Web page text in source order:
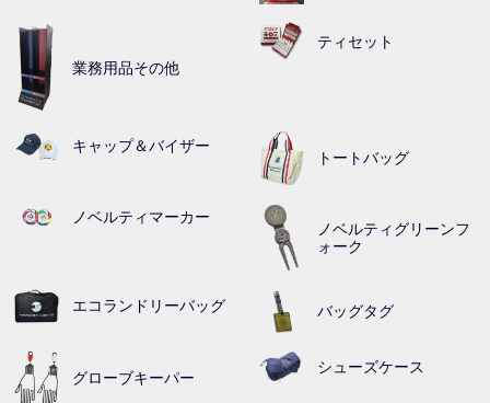
業務用品その他
ティセット
キャップ＆バイザー
トートバッグ
ノベルティマーカー
ノベルティグリーンフ
ォーク
エコランドリーバッグ バッグタグ
グローブキーパー
シューズケース